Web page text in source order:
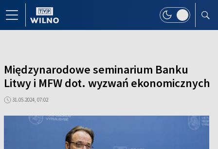
Międzynarodowe seminarium Banku
Litwy i MFW dot. wyzwań ekonomicznych
31.05.2024, 07:02